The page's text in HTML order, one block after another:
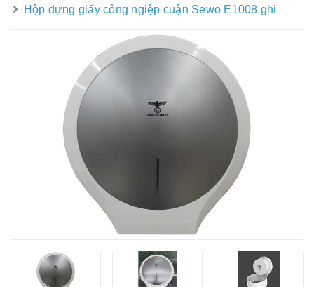
Hộp đựng giấy công ngiệp cuận Sewo E1008 ghi